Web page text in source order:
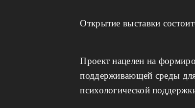
Открытие выставки
Проект нацелен на
поддерживающей среды
психологической